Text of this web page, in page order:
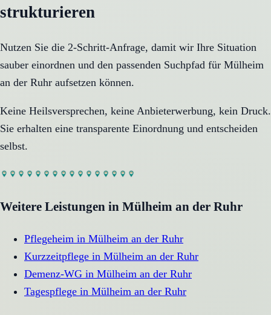
strukturieren
Nutzen Sie die 2-Schritt-Anfrage, damit wir Ihre Situation
sauber einordnen und den passenden Suchpfad für Mülheim
an der Ruhr aufsetzen können.
Keine Heilsversprechen, keine Anbieterwerbung, kein Druck.
Sie erhalten eine transparente Einordnung und entscheiden
selbst.
Weitere Leistungen in Mülheim an der Ruhr
Pflegeheim in Mülheim an der Ruhr
Kurzzeitpflege in Mülheim an der Ruhr
Demenz-WG in Mülheim an der Ruhr
Tagespflege in Mülheim an der Ruhr